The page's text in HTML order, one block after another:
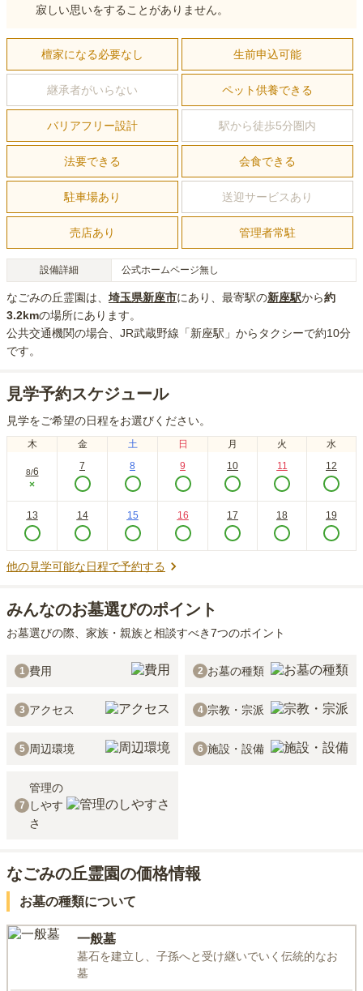
寂しい思いをすることがありません。
檀家になる必要なし 生前申込可能
継承者がいらない ペット供養できる
バリアフリー設計 駅から徒歩5分圏内
法要できる 会食できる
駐車場あり 送迎サービスあり
売店あり 管理者常駐
設備詳細 公式ホームページ無し
なごみの丘霊園は、 埼玉県新座市にあり 、最寄駅の新座駅から約
3.2kmの場所にあり ます。
公共交通機関の場合、JR武蔵野線「新座駅」からタクシーで約10分
です。
見学予約スケジュール
見学をご希望の日程をお選びください。
木 金 土 日 月 火 水
8/6
×
7 8 9 10 11 12
13 14 15 16 17 18 19
他の見学可能な日程で予約する
みんなのお墓選びのポイント
お墓選びの際、家族・親族と相談すべき7つのポイント
1 費用 2 お墓の種類
3 アクセス 4 宗教・宗派
5 周辺環境 6 施設・設備
7
管理の
しやす
さ
なごみの丘霊園の価格情報
お墓の種類について
一般墓
墓石を建立し、子孫へと受け継いでいく伝統的なお
墓